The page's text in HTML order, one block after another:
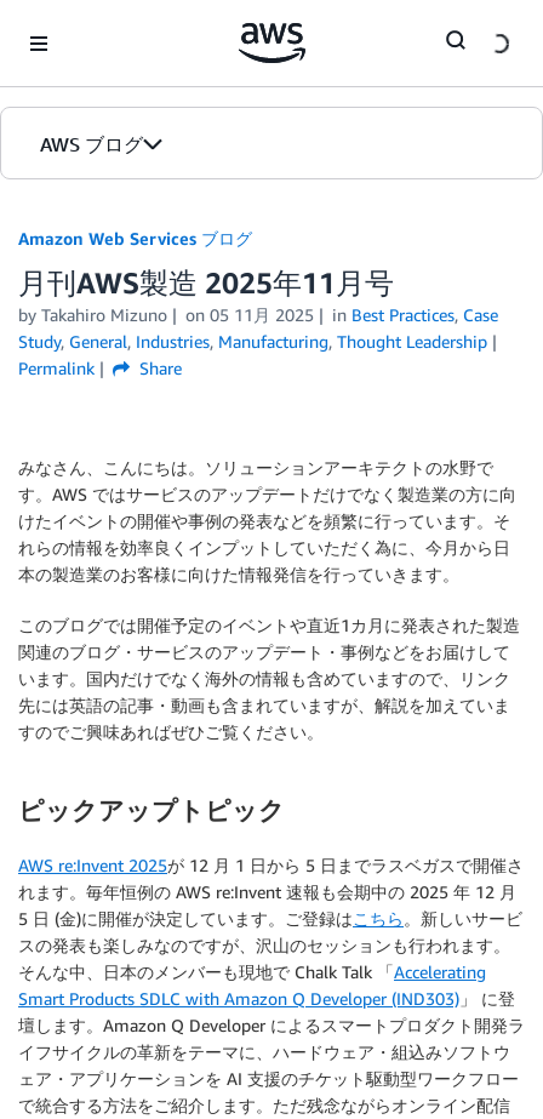
AWS ブログ
カテゴリ
エディション
Amazon Web Services ブログ
月刊AWS製造 2025年11月号
by Takahiro Mizuno on 05 11月 2025 in Best Practices, Case
Study, General, Industries, Manufacturing, Thought Leadership
Permalink
Share
みなさん、こんにちは。ソリューションアーキテクトの水野で
す。AWS ではサービスのアップデートだけでなく製造業の方に向
けたイベントの開催や事例の発表などを頻繁に行っています。そ
れらの情報を効率良くインプットしていただく為に、今月から日
本の製造業のお客様に向けた情報発信を行っていきます。
このブログでは開催予定のイベントや直近1カ月に発表された製造
関連のブログ・サービスのアップデート・事例などをお届けして
います。国内だけでなく海外の情報も含めていますので、リンク
先には英語の記事・動画も含まれていますが、解説を加えていま
すのでご興味あればぜひご覧ください。
ピックアップトピック
AWS re:Invent 2025が 12 月 1 日から 5 日までラスベガスで開催さ
れます。毎年恒例の AWS re:Invent 速報も会期中の 2025 年 12 月
5 日 (金)に開催が決定しています。ご登録はこちら 。新しいサービ
スの発表も楽しみなのですが、沢山のセッションも行われます。
そんな中、日本のメンバーも現地で Chalk Talk 「Accelerating
Smart Products SDLC with Amazon Q Developer (IND303) 」 に登
壇します。Amazon Q Developer によるスマートプロダクト開発ラ
イフサイクルの革新をテーマに、ハードウェア・組込みソフトウ
ェア・アプリケーションを AI 支援のチケット駆動型ワークフロー
で統合する方法をご紹介します。ただ残念ながらオンライン配信